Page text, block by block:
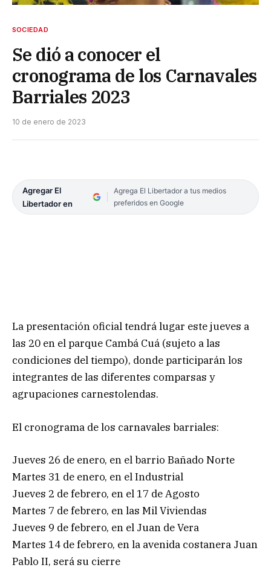
SOCIEDAD
Se dió a conocer el
cronograma de los Carnavales
Barriales 2023
10 de enero de 2023
Agregar El
Libertador en
Agrega El Libertador a tus medios
preferidos en Google
La presentación oficial tendrá lugar este jueves a
las 20 en el parque Cambá Cuá (sujeto a las
condiciones del tiempo), donde participarán los
integrantes de las diferentes comparsas y
agrupaciones carnestolendas.
El cronograma de los carnavales barriales:
Jueves 26 de enero, en el barrio Bañado Norte
Martes 31 de enero, en el Industrial
Jueves 2 de febrero, en el 17 de Agosto
Martes 7 de febrero, en las Mil Viviendas
Jueves 9 de febrero, en el Juan de Vera
Martes 14 de febrero, en la avenida costanera Juan
Pablo II, será su cierre